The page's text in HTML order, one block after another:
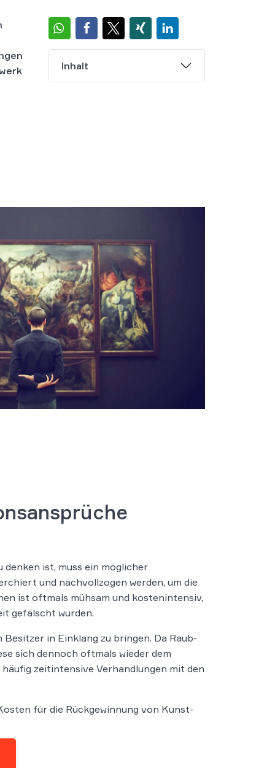
Inhalt
ist, muss ein möglicher
und nachvollzogen werden, um die
ist oftmals mühsam und kostenintensiv,
gefälscht wurden.
in Einklang zu bringen. Da Raub-
sich dennoch oftmals wieder dem
zeitintensive Verhandlungen mit den
für die Rückgewinnung von Kunst-